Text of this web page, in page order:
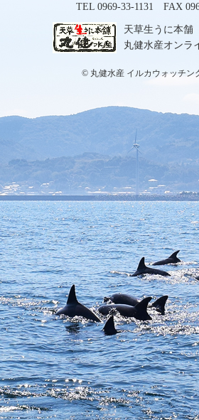
TEL 0969-33-1131 FAX
天草生うに本舗
丸健水産オンラ
© 丸健水産 イルカウォッチン